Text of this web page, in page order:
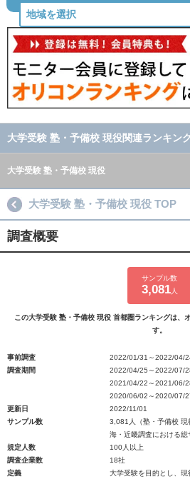
大学受験 塾・予備校 現役関連ランキン
大学受験 塾・予備校 現役
大学受験 塾・予備校 現役 TOP
調査概要
サンプル数
3,081人
この大学受験 塾・予備校 現役 首都圏ランキングは、
す。
事前調査
2022/01/31～2022/04/
調査期間
2022/04/25～2022/07/
2021/04/22～2021/06/
2020/06/02～2020/07/
更新日
2022/11/01
サンプル数
3,081人（塾・予備校 現
海・近畿調査における総
規定人数
100人以上
調査企業数
18社
定義
大学受験を目的とし、